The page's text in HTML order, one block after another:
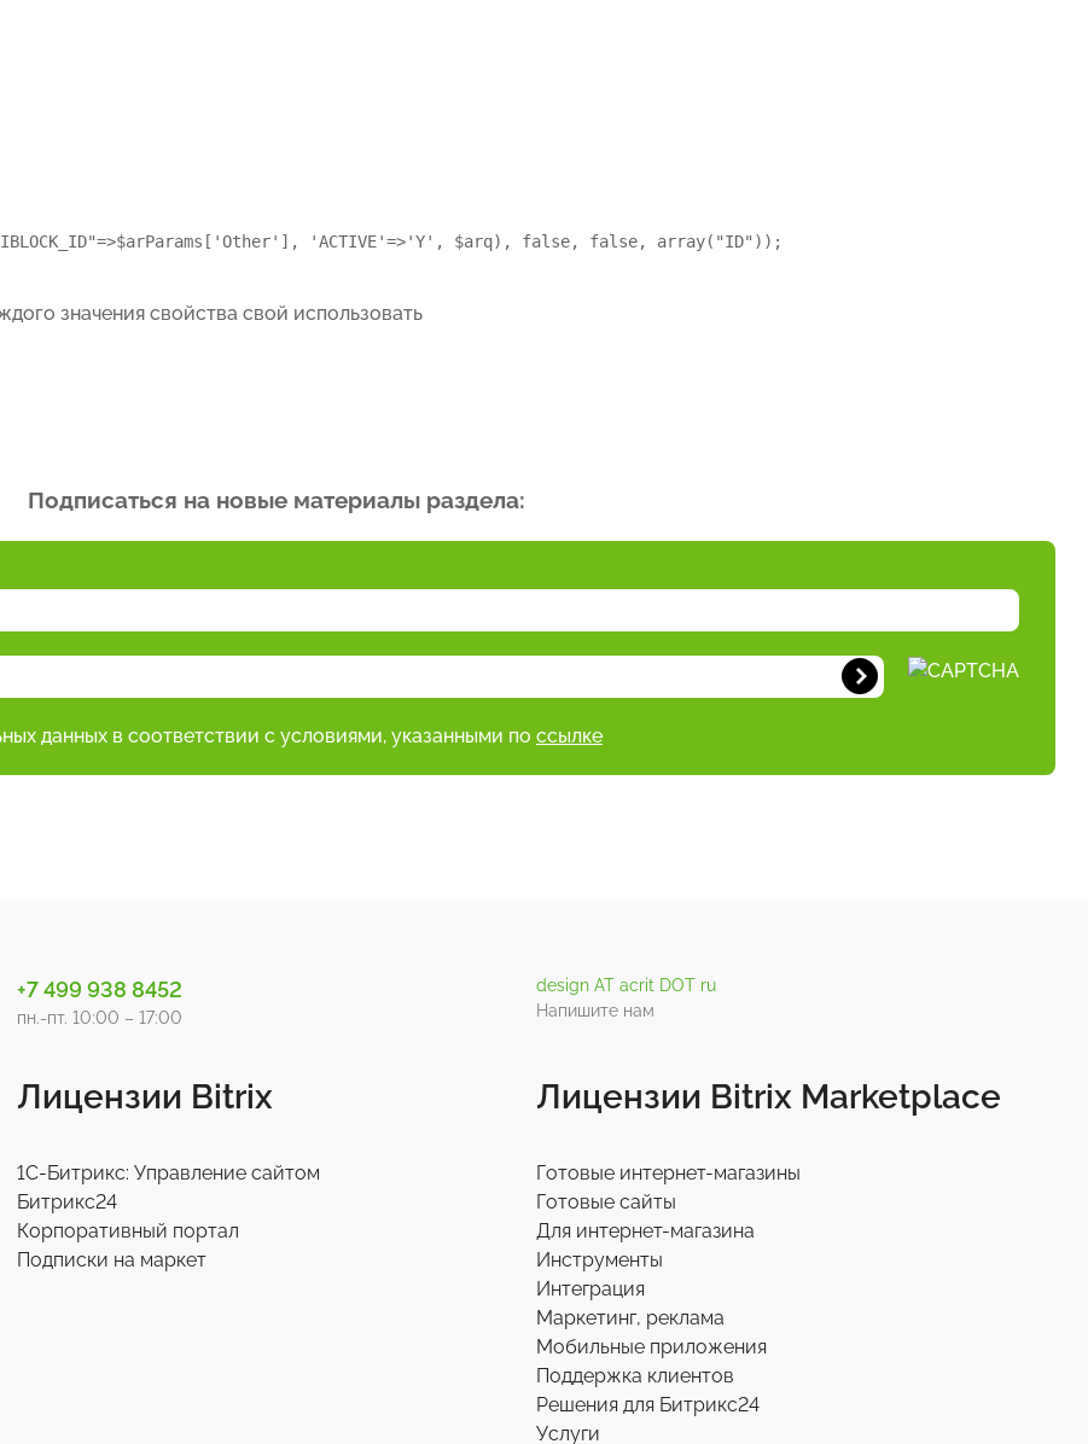
'ACTIVE'=>'Y', $arq), false, false, array("ID"));
значения свойства свой использовать
Подписаться на новые материалы раздела:
данных в соответствии с условиями, указанными по ссылке
+7 499 938 8452
пн.-пт. 10:00 – 17:00
design AT acrit DOT ru
Напишите нам
Лицензии Bitrix
1С-Битрикс: Управление сайтом
Битрикс24
Корпоративный портал
Подписки на маркет
Лицензии Bitrix Marketplace
Готовые интернет-магазины
Готовые сайты
Для интернет-магазина
Инструменты
Интеграция
Маркетинг, реклама
Мобильные приложения
Поддержка клиентов
Решения для Битрикс24
Услуги